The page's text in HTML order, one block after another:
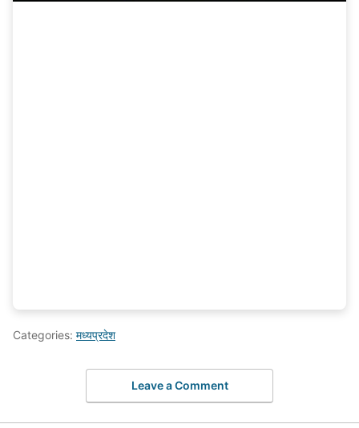
Categories: मध्यप्रदेश
Leave a Comment